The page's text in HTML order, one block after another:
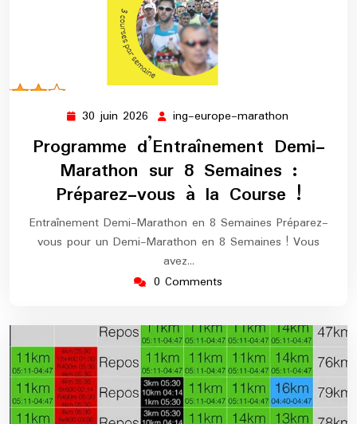
30 juin 2026 30
juin
2026
ing-europe-marathon
europe-
marathon
Programme d’Entraînement Demi-
Marathon sur 8 Semaines :
Préparez-vous à la Course !
Entraînement Demi-Marathon en 8 Semaines Préparez-
vous pour un Demi-Marathon en 8 Semaines ! Vous
avez…
0 Comments